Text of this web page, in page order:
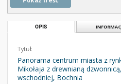
OPIS
Tytuł:
Panorama centrum miasta z
Mikołaja z drewnianą
wschodniej, Bochnia